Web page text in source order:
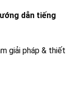
dẫn tiếng
giải pháp & thiết